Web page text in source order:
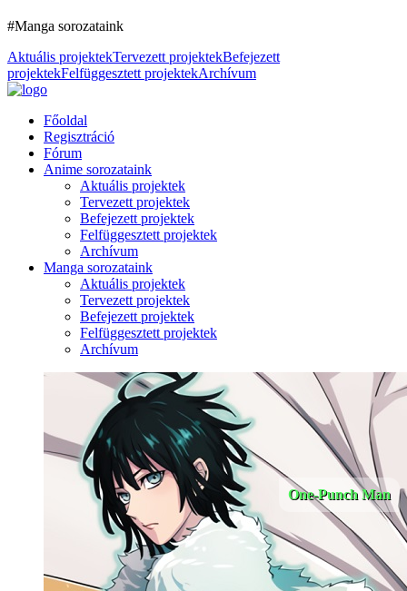
#Manga sorozataink
Aktuális projektekTervezett projektekBefejezett
projektekFelfüggesztett projektekArchívum
Főoldal
Regisztráció
Fórum
Anime sorozataink
Aktuális projektek
Tervezett projektek
Befejezett projektek
Felfüggesztett projektek
Archívum
Manga sorozataink
Aktuális projektek
Tervezett projektek
Befejezett projektek
Felfüggesztett projektek
Archívum
One-Punch Man